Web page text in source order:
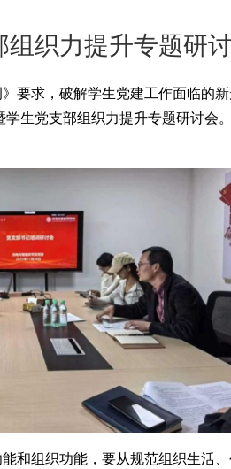
织力提升专题研
要求，破解学生党建工作面临的
生党支部组织力提升专题研讨会
和组织功能，要从规范组织生活